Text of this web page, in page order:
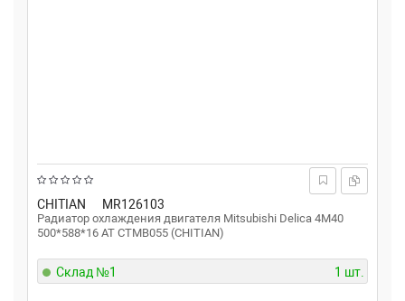
CHITIAN MR126103
Радиатор охлаждения двигателя Mitsubishi Delica 4M40
500*588*16 AT CTMB055 (CHITIAN)
Склад №1 1 шт.